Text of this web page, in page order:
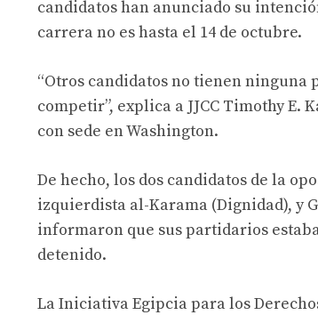
candidatos han anunciado su
carrera no es hasta el 14 de octubre.
“Otros candidatos no tienen
competir”, explica a JJCC Timothy
con sede en Washington.
De hecho, los dos candidatos de la
izquierdista al-Karama (Dignidad), y
informaron que sus partidarios
detenido.
La Iniciativa Egipcia para los